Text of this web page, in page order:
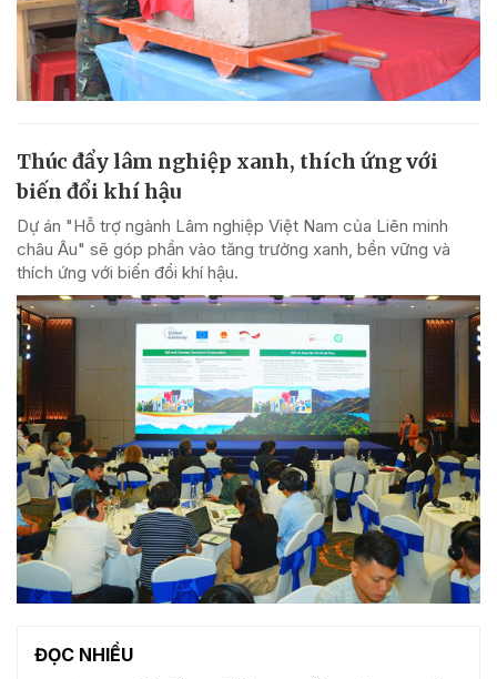
Thúc đẩy lâm nghiệp xanh, thích ứng với
biến đổi khí hậu
Dự án "Hỗ trợ ngành Lâm nghiệp Việt Nam của Liên minh
châu Âu" sẽ góp phần vào tăng trưởng xanh, bền vững và
thích ứng với biến đổi khí hậu.
ĐỌC NHIỀU